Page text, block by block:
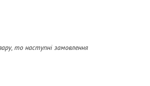
то наступні замовлення